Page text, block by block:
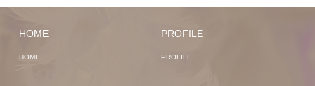
HOME
HOME
PROFILE
PROFILE